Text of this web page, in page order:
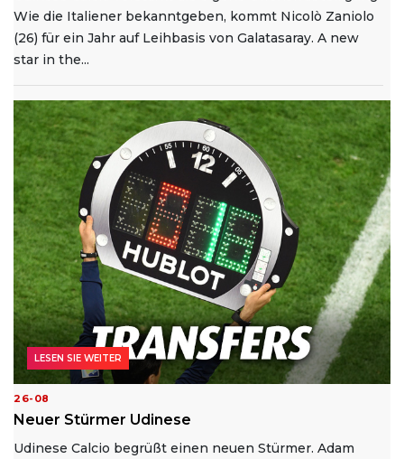
Wie die Italiener bekanntgeben, kommt Nicolò Zaniolo
(26) für ein Jahr auf Leihbasis von Galatasaray. A new
star in the...
26-08
Neuer Stürmer Udinese
Udinese Calcio begrüßt einen neuen Stürmer. Adam
LESEN SIE WEITER